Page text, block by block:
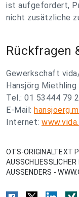
ist aufgefordert,
nicht zusätzliche
Rückfragen
Gewerkschaft
Hansjörg Miethling
Tel.: 01 53444 79
E-Mail:
Internet:
OTS-ORIGINALTEXT
AUSSENDERS -